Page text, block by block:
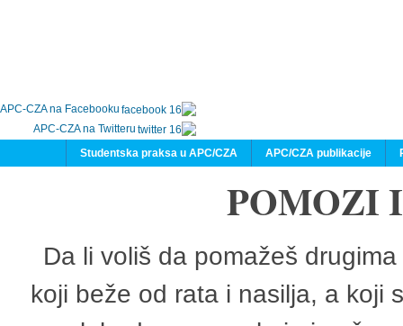
APC-CZA na Facebooku
APC-CZA na Twitteru
APC/CZA publikacije
Studentska praksa u APC/CZA
POMOZI
Da li voliš da pomažeš
koji beže od rata i nasilja, a koji